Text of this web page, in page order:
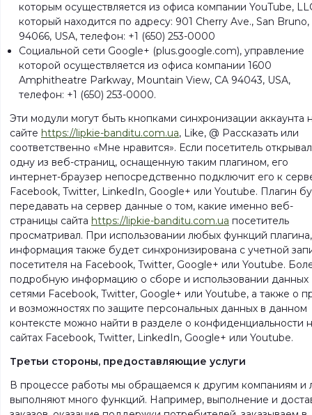
которым осуществляется из офиса компании YouTube,
который находится по адресу: 901 Cherry Ave., San Bruno,
94066, USA, телефон: +1 (650) 253-0000
Социальной сети Google+ (plus.google.com), управление
которой осуществляется из офиса компании 1600
Amphitheatre Parkway, Mountain View, CA 94043, USA,
телефон: +1 (650) 253-0000.
Эти модули могут быть кнопками синхронизации аккаунта
сайте https://lipkie-banditu.com.ua, Like, @ Рассказать или
соответственно «Мне нравится». Если посетитель открывал
одну из веб-страниц, оснащенную таким плагином, его
интернет-браузер непосредственно подключит его к
Facebook, Twitter, LinkedIn, Google+ или Youtube. Плагин
передавать на сервер данные о том, какие именно веб-
страницы сайта https://lipkie-banditu.com.ua посетитель
просматривал. При использовании любых функций
информация также будет синхронизирована с учетной
посетителя на Facebook, Twitter, Google+ или Youtube.
подробную информацию о сборе и использовании данных
сетями Facebook, Twitter, Google+ или Youtube, а также о
и возможностях по защите персональных данных в данном
контексте можно найти в разделе о конфиденциальности
сайтах Facebook, Twitter, LinkedIn, Google+ или Youtube.
Третьи стороны, предоставляющие услуги
В процессе работы мы обращаемся к другим компаниям и
выполняют много функций. Например, выполнение и